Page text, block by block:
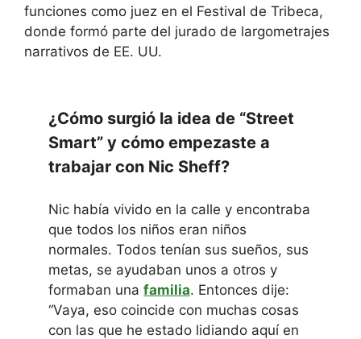
funciones como juez en el Festival de Tribeca,
donde formó parte del jurado de largometrajes
narrativos de EE. UU.
¿Cómo surgió la idea de “Street
Smart” y cómo empezaste a
trabajar con Nic Sheff?
Nic había vivido en la calle y encontraba
que todos los niños eran niños
normales. Todos tenían sus sueños, sus
metas, se ayudaban unos a otros y
formaban una familia. Entonces dije:
“Vaya, eso coincide con muchas cosas
con las que he estado lidiando aquí en